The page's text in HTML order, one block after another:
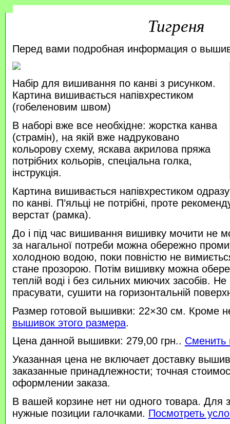
Тигреня
Перед вами подробная информация о
Набір для вишивання по канві з рисунком.
Картина вишивається напівхрестиком
(гобеленовим швом)
В наборі вже все необхідне: жорстка канва
(страмін), на якій вже надруковано
кольорову схему, яскава акрилова пряжа
потрібних кольорів, спеціальна голка,
інструкція.
Картина вишивається напівхрестиком одразу
по канві. П’яльці не потрібні, проте
верстат (рамка).
До і під час вишивання вишивку мочити не
за нагальної потреби можна обережно
холодною водою, поки повністю не
стане прозорою. Потім вишивку можна
теплій воді і без сильних миючих засобів.
прасувати, сушити на горизонтальній
Размер готовой вышивки: 22×30 см. Кроме
вышивок этого размера.
Цена данной вышивки: 279,00 грн.. Сменить
Указанная цена не включает доставку
заказанные принадлежности; точная
оформлении заказа.
В вашей корзине нет ни одного товара. Для
нужные позиции галочками. Посмотреть